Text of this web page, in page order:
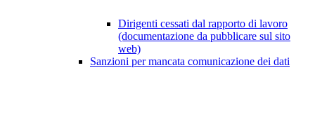
Dirigenti cessati dal rapporto di lavoro
(documentazione da pubblicare sul sito
web)
Sanzioni per mancata comunicazione dei dati